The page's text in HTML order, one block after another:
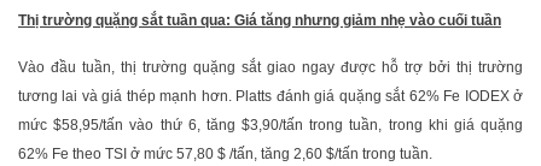
Thị trường quặng sắt tuần qua: Giá tăng nhưng giảm nhẹ vào cuối tuần
Vào đầu tuần, thị trường quặng sắt giao ngay được hỗ trợ bởi thị trường
tương lai và giá thép mạnh hơn. Platts đánh giá quặng sắt 62% Fe IODEX ở
mức $58,95/tấn vào thứ 6, tăng $3,90/tấn trong tuần, trong khi giá quặng
62% Fe theo TSI ở mức 57,80 $ /tấn, tăng 2,60 $/tấn trong tuần.